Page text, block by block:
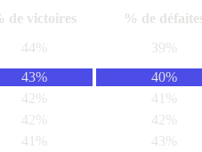
de victoires
% de
44%
39%
43%
40%
42%
41%
42%
42%
41%
43%